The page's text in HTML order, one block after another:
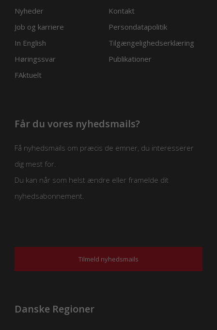
Nyheder
Kontakt
Job og karriere
Persondatapolitik
In English
Tilgængelighedserklæring
Høringssvar
Publikationer
FAktuelt
Får du vores nyhedsmails?
Få nyhedsmails om præcis de emner, du interesserer
dig mest for.
Du kan når som helst ændre eller framelde dit
nyhedsabonnement.
Tilmeld nyhedsmails
Danske Regioner